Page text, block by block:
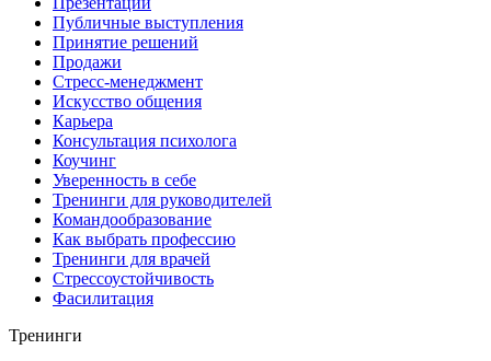
Публичные выступления
Принятие решений
Продажи
Стресс-менеджмент
Искусство общения
Карьера
Консультация психолога
Коучинг
Уверенность в себе
Тренинги для руководителей
Командообразование
Как выбрать профессию
Тренинги для врачей
Стрессоустойчивость
Фасилитация
Тренинги